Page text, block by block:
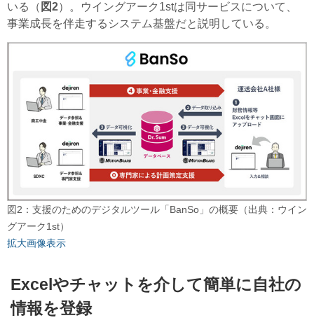
いる（ 図2）。ウイングアーク1stは同サービスについて、
事業成長を伴走するシステム基盤だと説明している。
図2：支援のためのデジタルツール「BanSo」の概要（出典：ウイン
グアーク1st）
拡大画像表示
Excelやチャットを介して簡単に自社の
情報を登録